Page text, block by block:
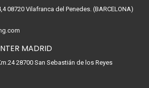
08720 Vilafranca del Penedes. (BARCELONA)
MADRID
28700 San Sebastián de los Reyes